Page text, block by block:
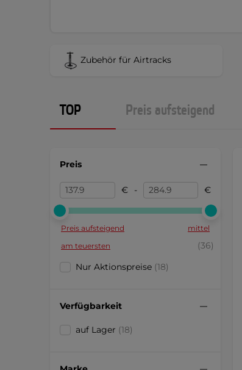
Zubehör für Airtracks
TOP Preis aufsteigend
Preis
€ - €
Preis aufsteigend
mittel
am teuersten
(36)
Nur Aktionspreise (18)
Verfügbarkeit
auf Lager (18)